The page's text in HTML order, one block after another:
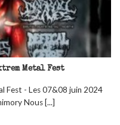
Metal Fest
Fest - Les 07&08 juin 2024
Nous [...]